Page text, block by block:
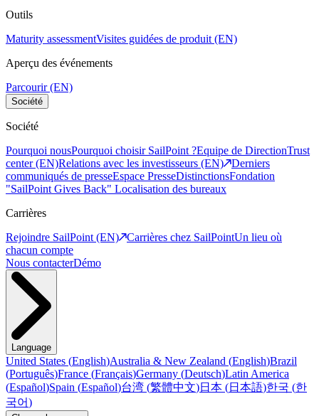
Outils
Maturity assessmentVisites guidées de produit (EN)
Aperçu des événements
Parcourir (EN)
Société
Société
Pourquoi nousPourquoi choisir SailPoint ?Equipe de DirectionTrust
center (EN)Relations avec les investisseurs (EN)
Derniers
communiqués de presseEspace PresseDistinctionsFondation
"SailPoint Gives Back" Localisation des bureaux
Carrières
Rejoindre SailPoint (EN)
Carrières chez SailPointUn lieu où
chacun compte
Nous contacterDémo
Language
United States (English)Australia & New Zealand (English)Brazil
(Português)France (Français)Germany (Deutsch)Latin America
(Español)Spain (Español)台湾 (繁體中文)日本 (日本語)한국 (한
국어)